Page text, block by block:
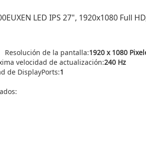
LED IPS 27", 1920x1080 Full
Resolución de la pantalla:1920 x 1080
velocidad de actualización:240 Hz
de DisplayPorts:1